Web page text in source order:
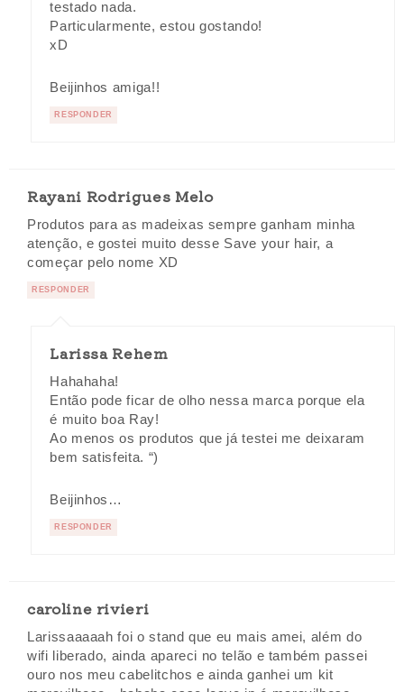
testado nada.
Particularmente, estou gostando!
xD
Beijinhos amiga!!
RESPONDER
Rayani Rodrigues Melo
Produtos para as madeixas sempre ganham minha
atenção, e gostei muito desse Save your hair, a
começar pelo nome XD
RESPONDER
Larissa Rehem
Hahahaha!
Então pode ficar de olho nessa marca porque ela
é muito boa Ray!
Ao menos os produtos que já testei me deixaram
bem satisfeita. “)
Beijinhos…
RESPONDER
caroline rivieri
Larissaaaaah foi o stand que eu mais amei, além do
wifi liberado, ainda apareci no telão e também passei
ouro nos meu cabelitchos e ainda ganhei um kit